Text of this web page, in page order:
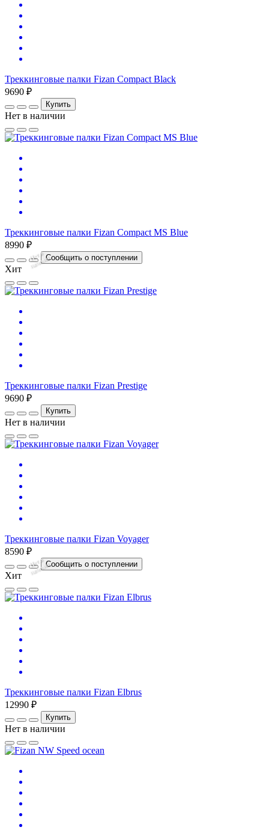
Треккинговые палки Fizan Compact Black
9690 ₽
Купить
Нет в наличии
Треккинговые палки Fizan Compact MS Blue
Нет
в
на
л
и
ч
и
и
8990 ₽
Сообщить о поступлении
Хит
Треккинговые палки Fizan Prestige
9690 ₽
Купить
Нет в наличии
Треккинговые палки Fizan Voyager
Нет
в
на
л
и
ч
и
и
8590 ₽
Сообщить о поступлении
Хит
Треккинговые палки Fizan Elbrus
12990 ₽
Купить
Нет в наличии